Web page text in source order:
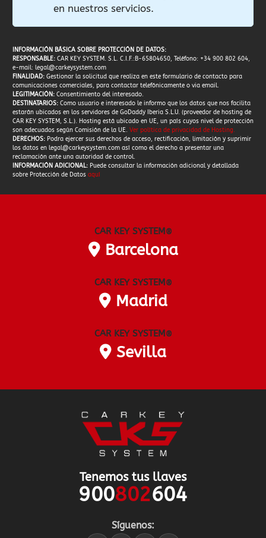
en nuestros servicios.
INFORMACIÓN BÁSICA SOBRE PROTECCIÓN DE DATOS:
RESPONSABLE: CAR KEY SYSTEM. S.L. C.I.F.:B-65804650, Teléfono: +34 900 802 604,
e-mail: legal@carkeysystem.com
FINALIDAD: Gestionar la solicitud que realiza en este formulario de contacto para
comunicaciones comerciales, para contactar telefónicamente o via email.
LEGITIMACIÓN: Consentimiento del interesado.
DESTINATARIOS: Como usuario e interesado le informo que los datos que nos facilita
estarán ubicados en los servidores de GoDaddy Iberia S.L.U. (proveedor de hosting de
CAR KEY SYSTEM, S.L.). Hosting está ubicado en UE, un país cuyos nivel de protección
son adecuados según Comisión de la UE. Ver política de privacidad de Hosting.
DERECHOS: Podra ejercer sus derechos de acceso, rectificación, limitación y suprimir
los datos en legal@carkeysystem.com así como el derecho a presentar una
reclamación ante una autoridad de control.
INFORMACIÓN ADICIONAL: Puede consultar la información adicional y detallada
sobre Protección de Datos aquí
CAR KEY SYSTEM®
Barcelona
CAR KEY SYSTEM®
Madrid
CAR KEY SYSTEM®
Sevilla
Tenemos tus llaves
900802604
Síguenos: